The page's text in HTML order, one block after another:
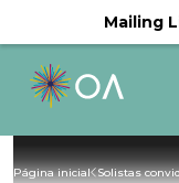
Mailing
Página inicial Solistas